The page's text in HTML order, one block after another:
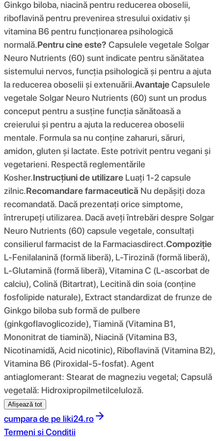
Ginkgo biloba, niacină pentru reducerea oboselii,
riboflavină pentru prevenirea stresului oxidativ și
vitamina B6 pentru funcționarea psihologică
normală.Pentru cine este? Capsulele vegetale Solgar
Neuro Nutrients (60) sunt indicate pentru sănătatea
sistemului nervos, funcția psihologică și pentru a ajuta
la reducerea oboselii și extenuării.AvantajeCapsulele
vegetale Solgar Neuro Nutrients (60) sunt un produs
conceput pentru a susține funcția sănătoasă a
creierului și pentru a ajuta la reducerea oboselii
mentale. Formula sa nu conține zaharuri, săruri,
amidon, gluten și lactate. Este potrivit pentru vegani și
vegetarieni. Respectă reglementările
Kosher.Instrucțiuni de utilizare Luați 1-2 capsule
zilnic.Recomandare farmaceutică Nu depășiți doza
recomandată. Dacă prezentați orice simptome,
întrerupeți utilizarea. Dacă aveți întrebări despre Solgar
Neuro Nutrients (60) capsule vegetale, consultați
consilierul farmacist de la Farmaciasdirect.Compoziţie
L-Fenilalanină (formă liberă), L-Tirozină (formă liberă),
L-Glutamină (formă liberă), Vitamina C (L-ascorbat de
calciu), Colină (Bitartrat), Lecitină din soia (conține
fosfolipide naturale), Extract standardizat de frunze de
Ginkgo biloba sub formă de pulbere
(ginkgoflavoglicozide), Tiamină (Vitamina B1,
Mononitrat de tiamină), Niacină (Vitamina B3,
Nicotinamidă, Acid nicotinic), Riboflavină (Vitamina B2),
Vitamina B6 (Piroxidal-5-fosfat). Agent
antiaglomerant: Stearat de magneziu vegetal; Capsulă
vegetală: Hidroxipropilmetilceluloză.
Afișează tot
cumpara de pe liki24.ro
Termeni si Conditii